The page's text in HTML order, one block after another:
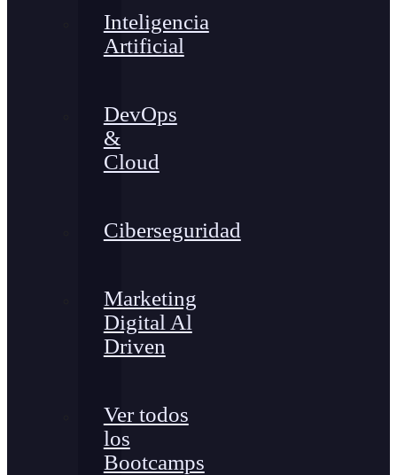
Inteligencia
Artificial
DevOps
&
Cloud
Ciberseguridad
Marketing
Digital Al
Driven
Ver todos
los
Bootcamps